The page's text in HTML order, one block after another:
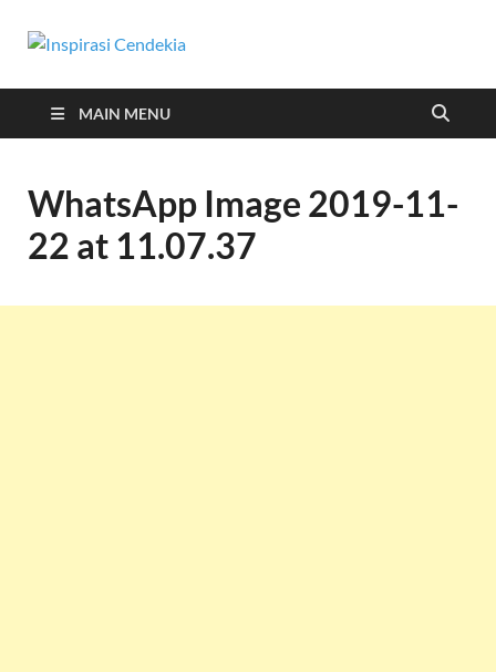
Inspirasi
Cendekia
MAIN MENU
WhatsApp Image 2019-11-
22 at 11.07.37